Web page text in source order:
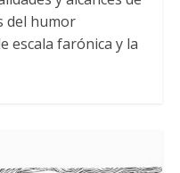
del humor
escala farónica y la